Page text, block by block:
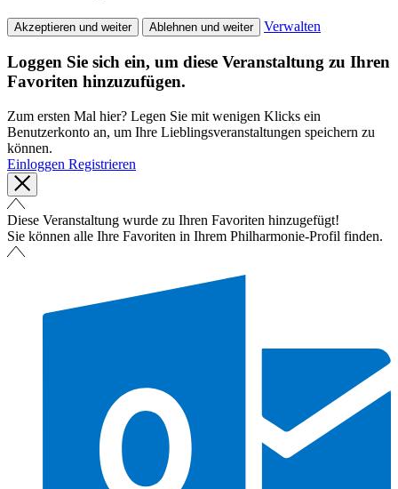
Akzeptieren und weiter Ablehnen und weiter Verwalten
Loggen Sie sich ein, um diese Veranstaltung zu Ihren
Favoriten hinzuzufügen.
Zum ersten Mal hier? Legen Sie mit wenigen Klicks ein
Benutzerkonto an, um Ihre Lieblingsveranstaltungen speichern zu
können.
Einloggen Registrieren
Diese Veranstaltung wurde zu Ihren Favoriten hinzugefügt!
Sie können alle Ihre Favoriten in Ihrem Philharmonie-Profil finden.